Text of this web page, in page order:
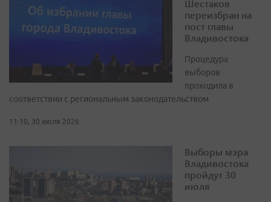
Шестаков
переизбран на
пост главы
Владивостока
Процедура
выборов
проходила в
соответствии с региональным законодательством
11:10, 30 июля 2026
Выборы мэра
Владивостока
пройдут 30
июля